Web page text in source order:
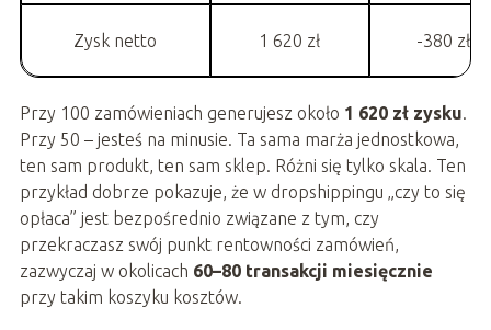
Zysk netto 1 620 zł -380 zł
Przy 100 zamówieniach generujesz około 1 620 zł zysku.
Przy 50 – jesteś na minusie. Ta sama marża jednostkowa,
ten sam produkt, ten sam sklep. Różni się tylko skala. Ten
przykład dobrze pokazuje, że w dropshippingu „czy to się
opłaca” jest bezpośrednio związane z tym, czy
przekraczasz swój punkt rentowności zamówień,
zazwyczaj w okolicach 60–80 transakcji miesięcznie
przy takim koszyku kosztów.